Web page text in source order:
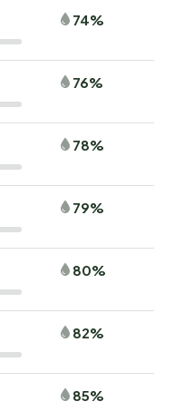
74%
76%
78%
79%
80%
82%
85%